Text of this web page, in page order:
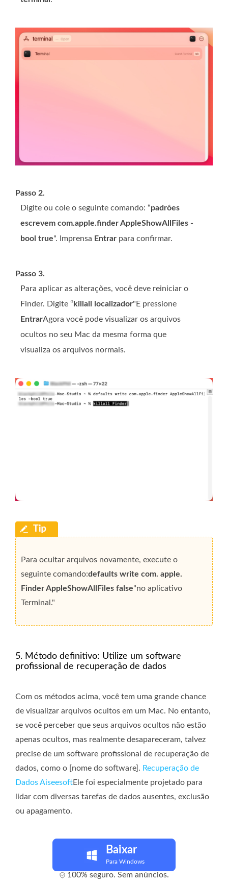
Passo 2.
Digite ou cole o seguinte comando: “padrões
escrevem com.apple.finder AppleShowAllFiles -
bool true". Imprensa Entrar para confirmar.
Passo 3.
Para aplicar as alterações, você deve reiniciar o
Finder. Digite “ killall localizador"E pressione
EntrarAgora você pode visualizar os arquivos
ocultos no seu Mac da mesma forma que
visualiza os arquivos normais.
Para ocultar arquivos novamente, execute o
seguinte comando:defaults write com. apple.
Finder AppleShowAllFiles false"no aplicativo
Terminal."
5. Método definitivo: Utilize um software
profissional de recuperação de dados
Com os métodos acima, você tem uma grande chance
de visualizar arquivos ocultos em um Mac. No entanto,
se você perceber que seus arquivos ocultos não estão
apenas ocultos, mas realmente desapareceram, talvez
precise de um software profissional de recuperação de
dados, como o [nome do software]. Recuperação de
Dados AiseesoftEle foi especialmente projetado para
lidar com diversas tarefas de dados ausentes, exclusão
ou apagamento.
Baixar
Para Windows
100% seguro. Sem anúncios.